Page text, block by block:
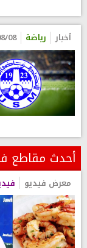
أخبار رياضة 17:58
أحدث مقاطع
معرض فيديو